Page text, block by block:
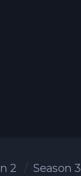
2 Season 3